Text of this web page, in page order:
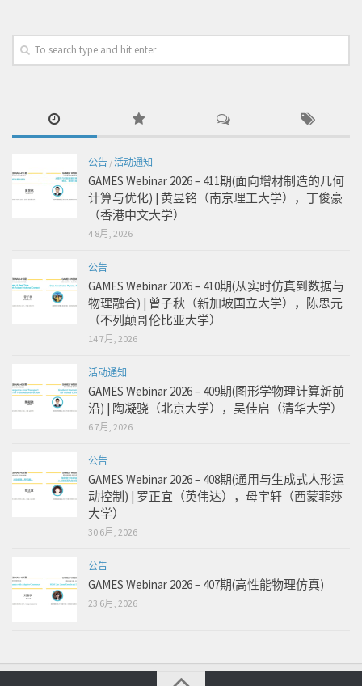
公告 /活动通知
GAMES Webinar 2026 – 411期(面向增材制造的几何
计算与优化) | 黄昱铭（南京理工大学），丁俊豪
（香港中文大学）
4 8月, 2026
公告
GAMES Webinar 2026 – 410期(从实时仿真到数据与
物理融合) | 曾子秋（新加坡国立大学），陈思元
（不列颠哥伦比亚大学）
14 7月, 2026
活动通知
GAMES Webinar 2026 – 409期(图形学物理计算新前
沿) | 陶凝骁（北京大学），吴佳启（清华大学）
6 7月, 2026
公告
GAMES Webinar 2026 – 408期(通用与生成式人形运
动控制) | 罗正宜（英伟达），母宇轩（西蒙菲莎
大学）
30 6月, 2026
公告
GAMES Webinar 2026 – 407期(高性能物理仿真)
23 6月, 2026